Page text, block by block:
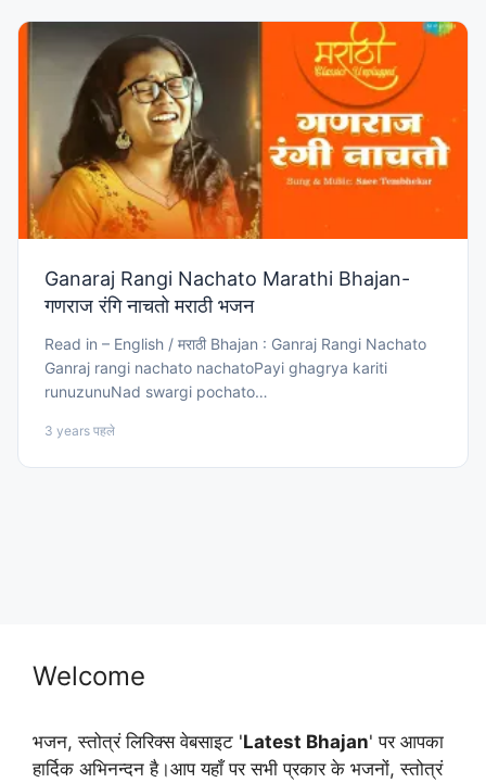
Ganaraj Rangi Nachato Marathi Bhajan-
गणराज रंगि नाचतो मराठी भजन
Read in – English / मराठी Bhajan : Ganraj Rangi Nachato
Ganraj rangi nachato nachatoPayi ghagrya kariti
runuzunuNad swargi pochato…
3 years पहले
Welcome
भजन, स्तोत्रं लिरिक्स वेबसाइट 'Latest Bhajan' पर आपका
हार्दिक अभिनन्दन है।आप यहाँ पर सभी प्रकार के भजनों, स्तोत्रं